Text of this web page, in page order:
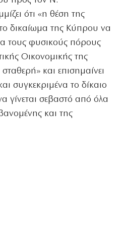
ότι «η θέση της
δικαίωμα της Κύπρου να
τους φυσικούς πόρους
Οικονομικής της
και επισημαίνει
συγκεκριμένα το δίκαιο
γίνεται σεβαστό από όλα
και της